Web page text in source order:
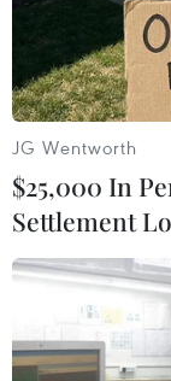
Bà Swaraj
ninh trên
cho cả
quốc gia khác
đó có Hội nghị
vực ASEAN,
ASEAN+ và
Quan hệ kinh
JG Wentworth
$25,000 In
Settlement